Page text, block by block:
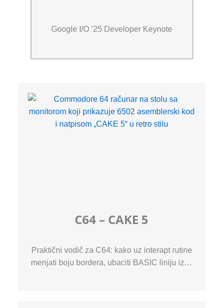
Google I/O ’25 Developer Keynote
C64 – CAKE 5
Praktični vodič za C64: kako uz interapt rutine
menjati boju bordera, ubaciti BASIC liniju iz…